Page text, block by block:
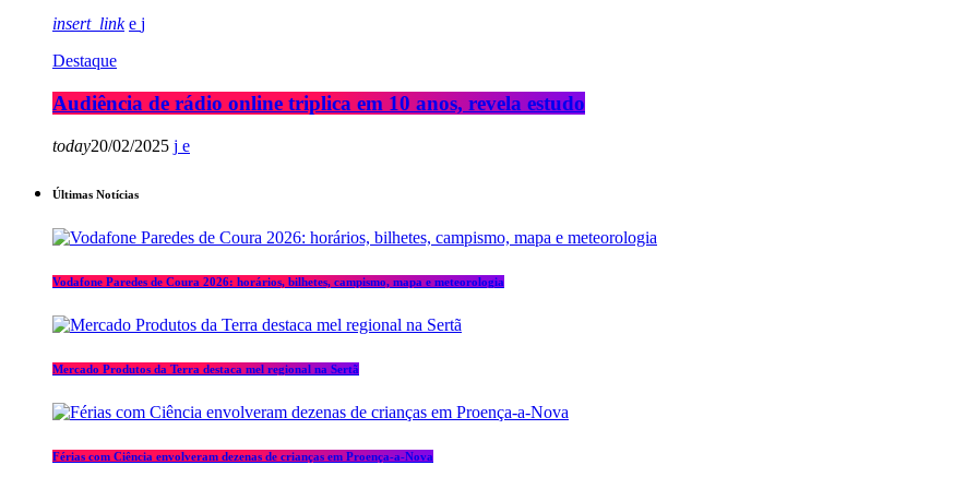
insert_link
Destaque
Audiência de rádio online triplica em 10 anos, revela estudo
today20/02/2025
Últimas Notícias
Vodafone Paredes de Coura 2026: horários, bilhetes, campismo, mapa e meteorologia
Mercado Produtos da Terra destaca mel regional na Sertã
Férias com Ciência envolveram dezenas de crianças em Proença-a-Nova